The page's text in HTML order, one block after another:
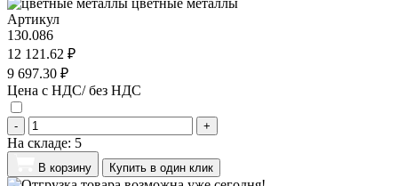
Артикул
130.086
12 121.62 ₽
9 697.30 ₽
Цена с НДС/ без НДС
- +
На складе: 5
В корзину Купить в один клик